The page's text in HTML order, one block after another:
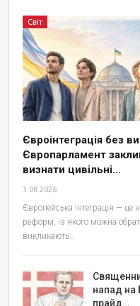
Світ
Євроінтеграція без
Європарламент
визнати цивільні…
3.08.2026
Європейська інтеграція — це
реформ, із якого можна
викликають…
напад на
прайд…